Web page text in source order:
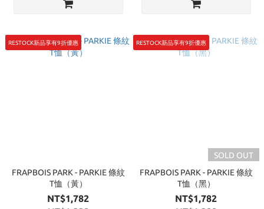
RESTOCK新品享有9折優惠
FRAPBOIS PARK - PARKIE 條紋
T恤（黃）
NT$1,782
RESTOCK新品享有9折優惠
SOLD OUT
FRAPBOIS PARK - PARKIE 條紋
T恤（黑）
NT$1,782